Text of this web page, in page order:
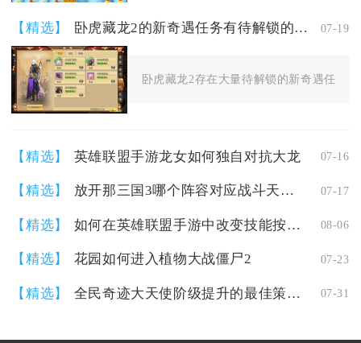
【精选】 卧虎藏龙2的新奇遇任务有待解锁的内容吗 07-19
卧虎藏龙2存在大量待解锁的新奇遇任务
【精选】 英雄联盟手游龙女如何独自对抗大龙 07-16
【精选】 放开那三国3哪个阵容对应战斗天赋最协调 07-17
【精选】 如何在英雄联盟手游中改变技能按钮的位置 08-06
【精选】 花园如何进入植物大战僵尸2 07-23
【精选】 全民奇迹大天使阶级提升的最佳策略是什么 07-31